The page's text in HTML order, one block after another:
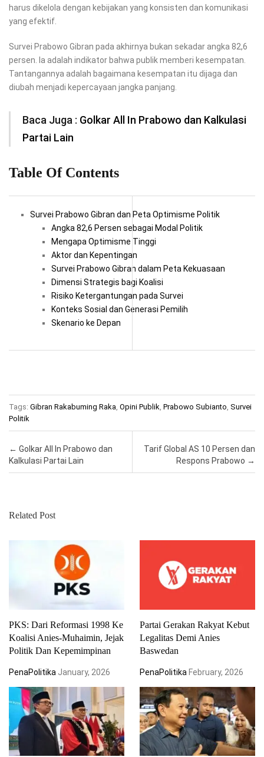
harus dikelola dengan kebijakan yang konsisten dan komunikasi
yang efektif.
Survei Prabowo Gibran pada akhirnya bukan sekadar angka 82,6
persen. Ia adalah indikator bahwa publik memberi kesempatan.
Tantangannya adalah bagaimana kesempatan itu dijaga dan
diubah menjadi kepercayaan jangka panjang.
Baca Juga : Golkar All In Prabowo dan Kalkulasi
Partai Lain
Table Of Contents
Survei Prabowo Gibran dan Peta Optimisme Politik
Angka 82,6 Persen sebagai Modal Politik
Mengapa Optimisme Tinggi
Aktor dan Kepentingan
Survei Prabowo Gibran dalam Peta Kekuasaan
Dimensi Strategis bagi Koalisi
Risiko Ketergantungan pada Survei
Konteks Sosial dan Generasi Pemilih
Skenario ke Depan
Tags: Gibran Rakabuming Raka Opini Publik Prabowo Subianto Survei
Politik
Post navigation
← Golkar All In Prabowo dan
Kalkulasi Partai Lain
Tarif Global AS 10 Persen dan
Respons Prabowo →
Related Post
PKS: Dari Reformasi 1998 Ke
Koalisi Anies-Muhaimin, Jejak
Politik Dan Kepemimpinan
PenaPolitika January, 2026
Partai Gerakan Rakyat Kebut
Legalitas Demi Anies
Baswedan
PenaPolitika February, 2026